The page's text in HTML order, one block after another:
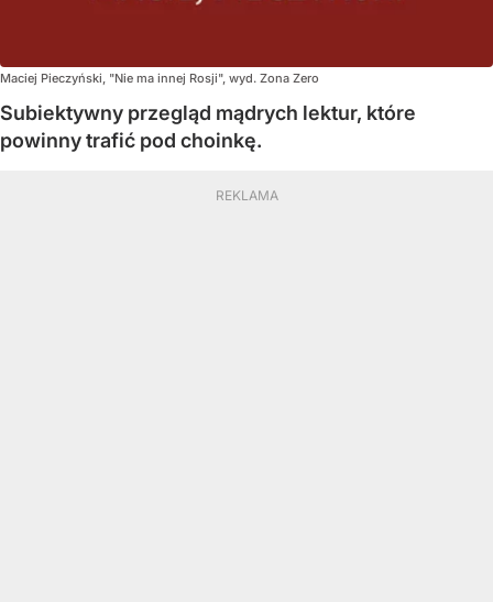
Maciej Pieczyński, "Nie ma innej Rosji", wyd. Zona Zero
Subiektywny przegląd mądrych lektur, które
powinny trafić pod choinkę.